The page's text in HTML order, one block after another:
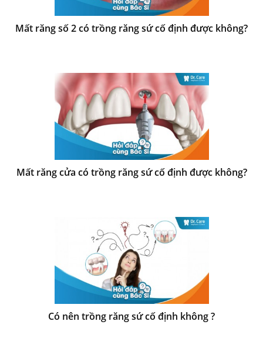
Mất răng số 2 có trồng răng sứ cố định được không?
Mất răng cửa có trồng răng sứ cố định được không?
Có nên trồng răng sứ cố định không ?